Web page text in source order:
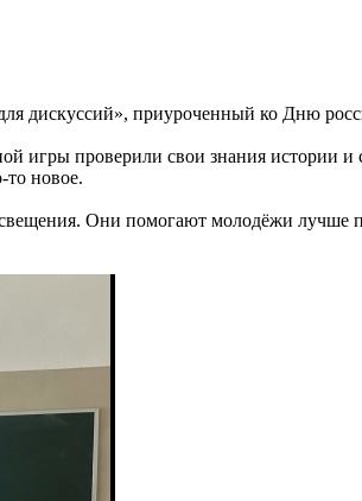
дискуссий», приуроченный ко Дню
игры проверили свои знания истории и
то новое.
Они помогают молодёжи лучше